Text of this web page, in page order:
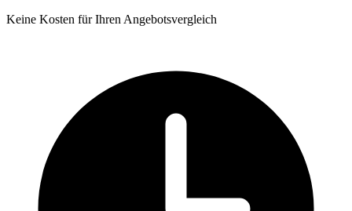
Keine Kosten für Ihren Angebotsvergleich